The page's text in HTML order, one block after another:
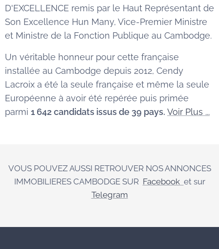
D'EXCELLENCE remis par le Haut Représentant de
Son Excellence Hun Many, Vice-Premier Ministre
et Ministre de la Fonction Publique au Cambodge.
Un véritable honneur pour cette française
installée au Cambodge depuis 2012, Cendy
Lacroix a été la seule française et même la seule
Européenne à avoir été repérée puis primée
parmi 1 642 candidats issus de 39 pays. Voir Plus ...
VOUS POUVEZ AUSSI RETROUVER NOS ANNONCES
IMMOBILIERES CAMBODGE SUR Facebook et sur
Telegram